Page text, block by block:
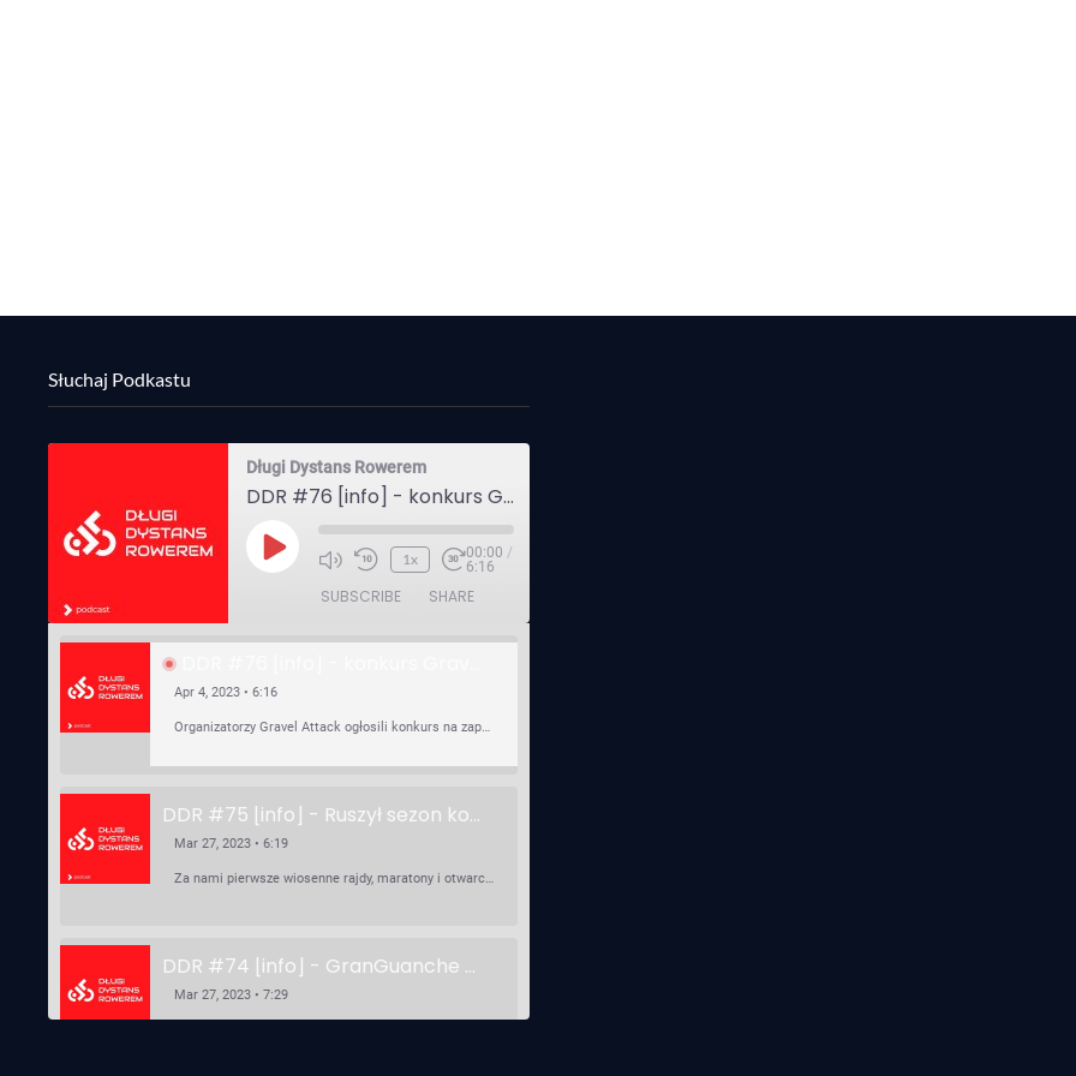
Słuchaj Podkastu
Długi Dystans Rowerem
DDR #76 [info] - konkurs Gravel Attack, Varmia Gravel, Bike Expo, Inspire India Ultra Race
Play
1x 00:00 /
6:16
SUBSCRIBE SHARE
Apr 4, 2023 • 6:16
Organizatorzy Gravel Attack ogłosili konkurs na zaprojektowanie koszulki. Varmia Gravel 2023 przypomina o możliwości podzielenia opłaty startowej na dwie raty 50/50 – na zero procent! …
DDR #75 [info] - Ruszył sezon kolarski! Pierwszy Brevet Race Through Poland, Otwarcie sezonu Rajdy Dla Frajdy, Ankieta Rowerowa, przygotowania do Race Around Poland
Mar 27, 2023 • 6:19
Za nami pierwsze wiosenne rajdy, maratony i otwarcia sezonu, choć w Gdańsku zima nie powiedziała jeszcze ostatniego słowa bo właśnie pada śnieg. Linki: ⁠http://watahaultrarace.pl/⁠⁠https://rajdydlafrajdy.pl/⁠https://brevety.pl/brevets⁠⁠https://racearoundpoland.pl/⁠⁠https://granguanche.com/audax/audaxgravel/⁠⁠Ankieta Rowerowa…
DDR #74 [info] - GranGuanche Gravel startuje w piątek! Wataha Ultra Race Wiosna - zaprasza Mateusz Szafraniec. Dwie samochwałki
Mar 27, 2023 • 7:29